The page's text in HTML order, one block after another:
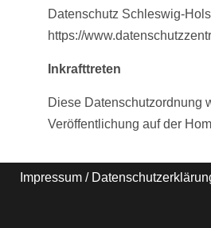
Datenschutz Schleswig-
https://
Inkrafttreten
Diese Datenschutzordnung
Veröffentlichung auf der
Impressum /